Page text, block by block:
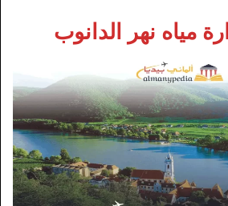
مياه نهر الدانوب